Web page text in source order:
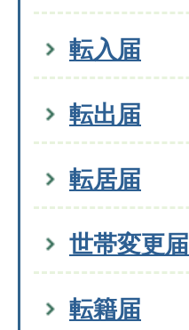
転入届
転出届
転居届
世帯変更届
転籍届